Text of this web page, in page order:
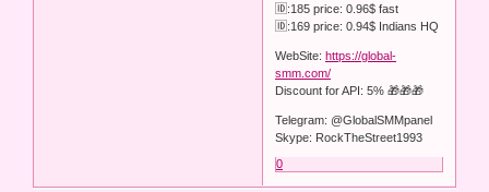
🆔:185 price: 0.96$ fast
🆔:169 price: 0.94$ Indians HQ
WebSite:https://global-
smm.com/
Discount for API: 5% 🎁🎁🎁
Telegram: @GlobalSMMpanel
Skype: RockTheStreet1993
0